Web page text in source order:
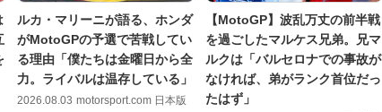
ルカ・マリーニが語る、ホンダ
がMotoGPの予選で苦戦してい
る理由「僕たちは金曜日から全
力。ライバルは温存している」
2026.08.03 motorsport.com 日本版
【MotoGP】波乱万丈の前半戦
を過ごしたマルケス兄弟。兄マ
ルクは「バルセロナでの事故が
なければ、弟がランク首位だっ
たはず」